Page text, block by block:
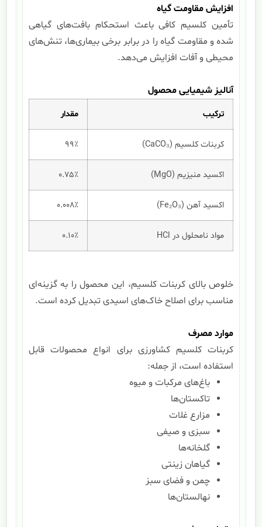
افزایش مقاومت گیاه
تأمین کلسیم کافی باعث استحکام بافت‌های گیاهی
شده و مقاومت گیاه را در برابر برخی بیماری‌ها، تنش‌های
محیطی و آفات افزایش می‌دهد.
آنالیز شیمیایی محصول
ترکیب مقدار
کربنات کلسیم (CaCO₃) 99٪
اکسید منیزیم (MgO) 0.75٪
اکسید آهن (Fe₂O₃) 0.008٪
مواد نامحلول در HCl 0.10٪
خلوص بالای کربنات کلسیم، این محصول را به گزینه‌ای
مناسب برای اصلاح خاک‌های اسیدی تبدیل کرده است.
موارد مصرف
کربنات کلسیم کشاورزی برای انواع محصولات قابل
استفاده است، از جمله:
باغ‌های مرکبات و میوه
تاکستان‌ها
مزارع غلات
سبزی و صیفی
گلخانه‌ها
گیاهان زینتی
چمن و فضای سبز
نهالستان‌ها